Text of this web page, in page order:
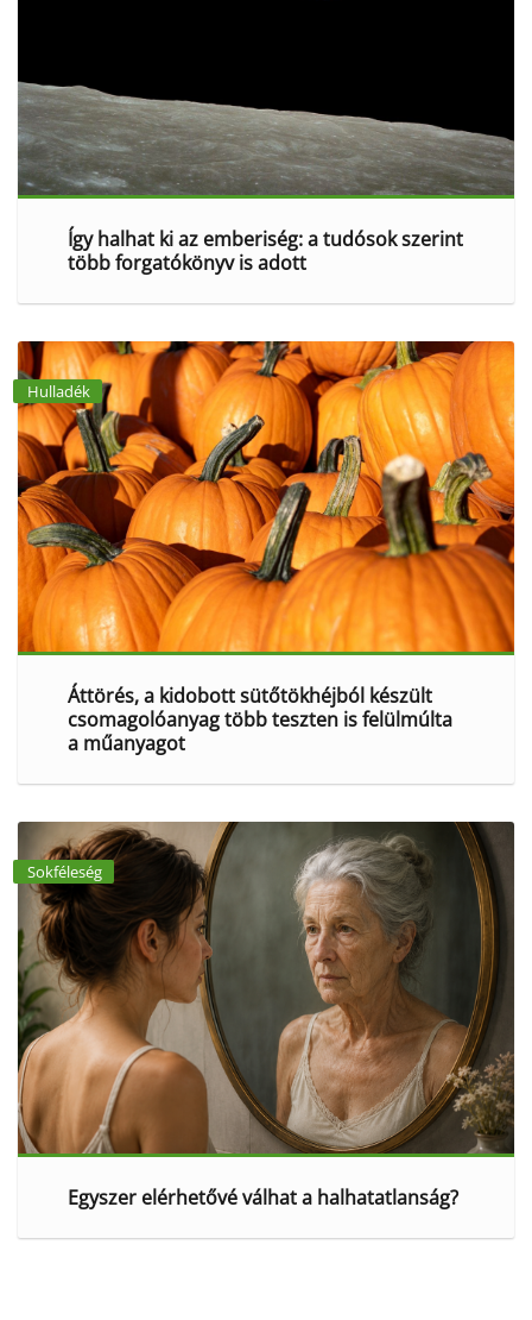
Így halhat ki az emberiség: a tudósok szerint
több forgatókönyv is adott
Hulladék
Áttörés, a kidobott sütőtökhéjból készült
csomagolóanyag több teszten is felülmúlta
a műanyagot
Sokféleség
Egyszer elérhetővé válhat a halhatatlanság?